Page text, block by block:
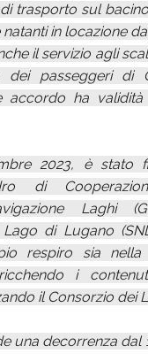
trasporto sul
in locazione
il servizio agli
passeggeri di
accordo ha
2023, è stato
di
Laghi
di Lugano
respiro sia
i
il Consorzio dei
una decorrenza dal